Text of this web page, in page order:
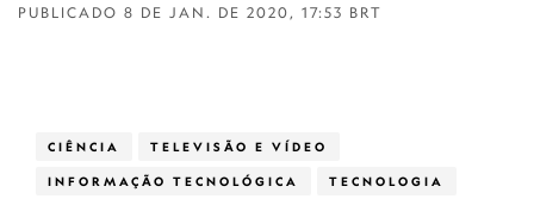
PUBLICADO 8 DE JAN. DE 2020, 17:53 BRT
CIÊNCIA TELEVISÃO E VÍDEO
INFORMAÇÃO TECNOLÓGICA TECNOLOGIA